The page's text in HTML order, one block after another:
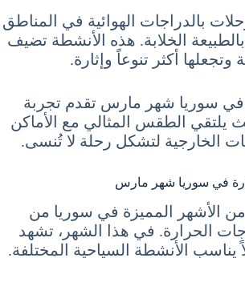
بالدراجات الهوائية في المناطق
بالطبيعة الخلابة. هذه الأنشطة تضيف
وتجعلها أكثر تنوعاً وإثارة.
في سوريا شهر مارس تقدم تجربة
يلتقي الطقس المثالي مع الأماكن
الخارجية لتشكل رحلة لا تُنسى.
في سوريا شهر مارس
الأشهر المميزة في سوريا من
الحرارة. في هذا الشهر، تشهد
يناسب الأنشطة السياحية المختلفة.